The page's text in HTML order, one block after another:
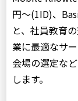
円～(1ID)、
と、社員教育
業に最適なサ
会場の選定な
します。